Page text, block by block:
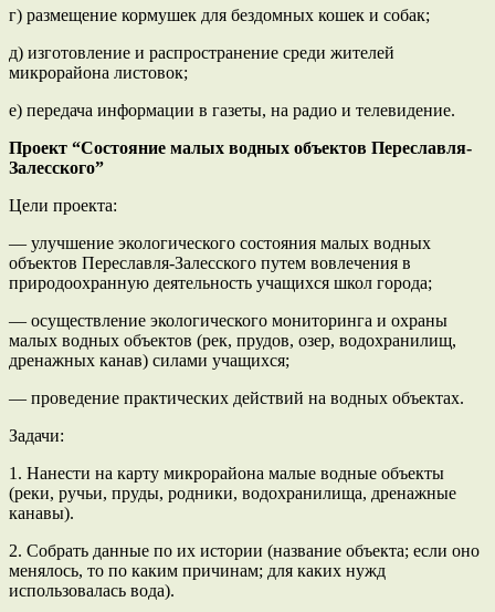
г) размещение кормушек для бездомных кошек и собак;
д) изготовление и распространение среди жителей
микрорайона листовок;
е) передача информации в газеты, на радио и телевидение.
Проект “Состояние малых водных объектов Переславля-
Залесского”
Цели проекта:
— улучшение экологического состояния малых водных
объектов Переславля-Залесского путем вовлечения в
природоохранную деятельность учащихся школ города;
— осуществление экологического мониторинга и охраны
малых водных объектов (рек, прудов, озер, водохранилищ,
дренажных канав) силами учащихся;
— проведение практических действий на водных объектах.
Задачи:
1. Нанести на карту микрорайона малые водные объекты
(реки, ручьи, пруды, родники, водохранилища, дренажные
канавы).
2. Собрать данные по их истории (название объекта; если оно
менялось, то по каким причинам; для каких нужд
использовалась вода).